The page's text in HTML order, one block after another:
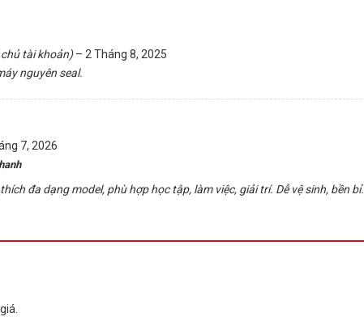
tài khoản) – 2 Tháng 8, 2025
nguyên seal.
7, 2026
đa dạng model, phù hợp học tập, làm việc, giải trí. Dễ vệ sinh, bền bỉ.